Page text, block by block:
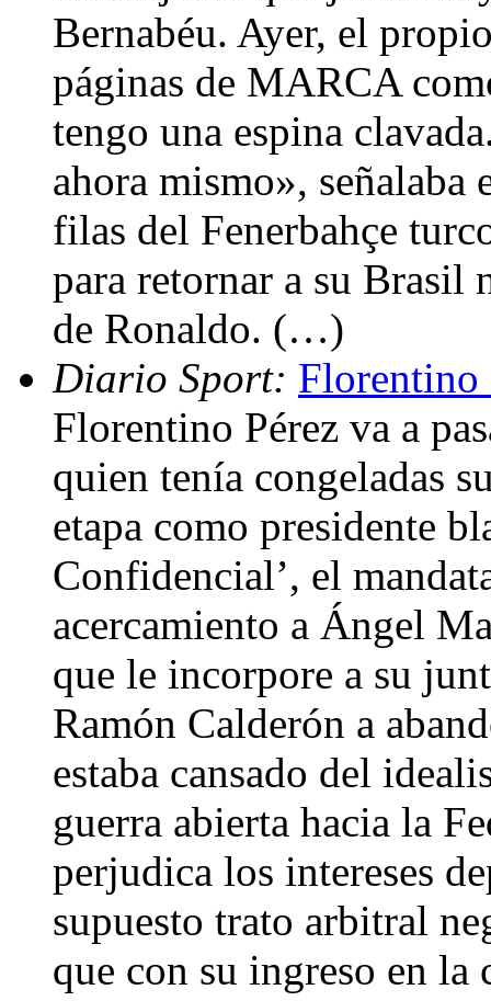
Bernabéu. Ayer, el
páginas de MARCA
tengo una espina
ahora mismo»,
filas del Fenerbahçe
para retornar a su Brasil
de Ronaldo. (…)
Diario Sport: Florentino
Florentino Pérez va a
quien tenía congeladas
etapa como presidente
Confidencial’, el
acercamiento a Ángel
que le incorpore a su
Ramón Calderón a
estaba cansado del
guerra abierta hacia la
perjudica los intereses
supuesto trato arbitral
que con su ingreso en